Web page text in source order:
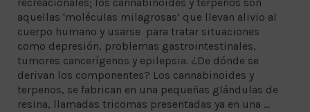
recreacionales; los cannabinoides y terpenos son
aquellas 'moléculas milagrosas’ que llevan alivio al
cuerpo humano y usarse para tratar situaciones
como depresión, problemas gastrointestinales,
tumores cancerígenos y epilepsia. ¿De dónde se
derivan los componentes? Los cannabinoides y
terpenos, se fabrican en una pequeñas glándulas de
resina, llamadas tricomas presentadas ya en una …